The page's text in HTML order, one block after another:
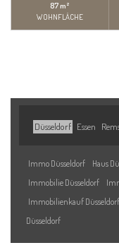
87 m²
WOHNFLÄCHE
Düsseldorf Essen
Immo Düsseldorf Haus
Immobilie Düsseldorf
Immobilienkauf Düsseldorf
Düsseldorf